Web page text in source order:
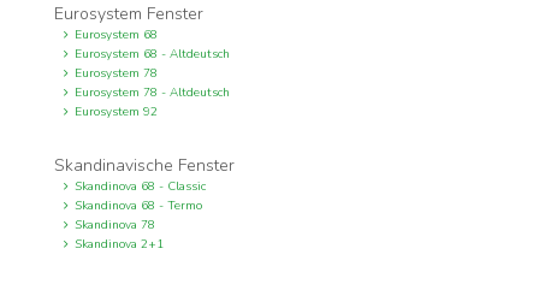
Eurosystem Fenster
Eurosystem 68
Eurosystem 68 - Altdeutsch
Eurosystem 78
Eurosystem 78 - Altdeutsch
Eurosystem 92
Skandinavische Fenster
Skandinova 68 - Classic
Skandinova 68 - Termo
Skandinova 78
Skandinova 2+1